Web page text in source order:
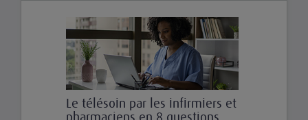
Le télésoin par les infirmiers et
pharmaciens en 8 questions